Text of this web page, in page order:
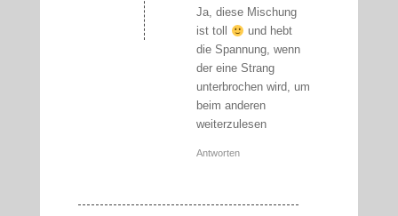
Ja, diese Mischung
ist toll
und hebt
die Spannung, wenn
der eine Strang
unterbrochen wird, um
beim anderen
weiterzulesen
Antworten